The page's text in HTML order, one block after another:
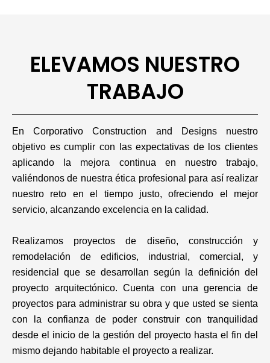
ELEVAMOS NUESTRO
TRABAJO
En Corporativo Construction and Designs nuestro
objetivo es cumplir con las expectativas de los clientes
aplicando la mejora continua en nuestro trabajo,
valiéndonos de nuestra ética profesional para así realizar
nuestro reto en el tiempo justo, ofreciendo el mejor
servicio, alcanzando excelencia en la calidad.
Realizamos proyectos de diseño, construcción y
remodelación de edificios, industrial, comercial, y
residencial que se desarrollan según la definición del
proyecto arquitectónico. Cuenta con una gerencia de
proyectos para administrar su obra y que usted se sienta
con la confianza de poder construir con tranquilidad
desde el inicio de la gestión del proyecto hasta el fin del
mismo dejando habitable el proyecto a realizar.